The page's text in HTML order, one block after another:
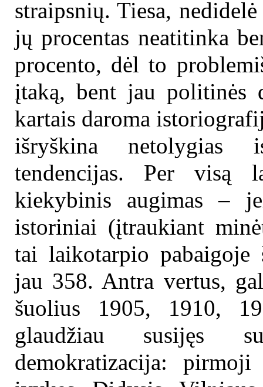
straipsnių. Tiesa,
jų procentas neatitinka
procento, dėl to
įtaką, bent jau politinės
kartais daroma
išryškina netolygias
tendencijas. Per visą
kiekybinis augimas –
istoriniai (įtraukiant
tai laikotarpio
jau 358. Antra vertus,
šuolius 1905, 1910,
glaudžiau susijęs
demokratizacija: